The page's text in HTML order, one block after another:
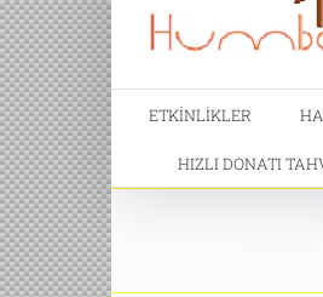
ETKİNLİKLER
HIZLI DONATI